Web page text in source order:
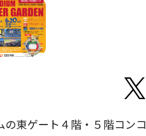
東ゲート４階・５階コン